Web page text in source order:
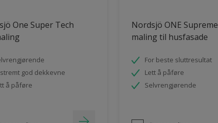
One Super Tech
god dekkevne
å påføre
Nordsjö ONE Supreme
maling til husfasade
For beste sluttresultat
Lett å påføre
Selvrengjørende